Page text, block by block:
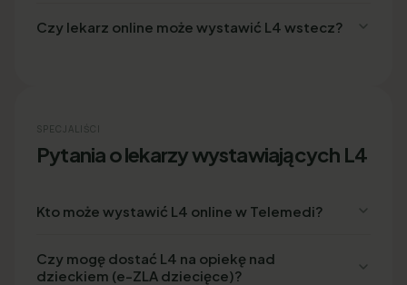
Czy lekarz online może wystawić L4 wstecz?
SPECJALIŚCI
Pytania o lekarzy wystawiających L4
Kto może wystawić L4 online w Telemedi?
Czy mogę dostać L4 na opiekę nad
dzieckiem (e-ZLA dziecięce)?